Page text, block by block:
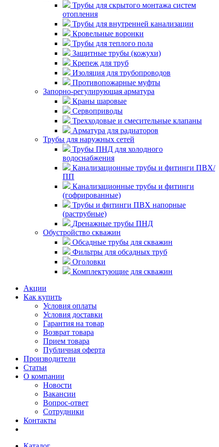
Трубы для скрытого монтажа систем
отопления
Трубы для внутренней канализации
Кровельные воронки
Трубы для теплого пола
Защитные трубы (кожухи)
Крепеж для труб
Изоляция для трубопроводов
Противопожарные муфты
Запорно-регулирующая арматура
Краны шаровые
Сервоприводы
Трехходовые и смесительные клапаны
Арматура для радиаторов
Трубы для наружных сетей
Трубы ПНД для холодного
водоснабжения
Канализационные трубы и фитинги ПВХ/
ПП
Канализационные трубы и фитинги
(гофрированные)
Трубы и фитинги ПВХ напорные
(раструбные)
Дренажные трубы ПНД
Обустройство скважин
Обсадные трубы для скважин
Фильтры для обсадных труб
Оголовки
Комплектующие для скважин
Акции
Как купить
Условия оплаты
Условия доставки
Гарантия на товар
Возврат товара
Прием товара
Публичная оферта
Производители
Статьи
О компании
Новости
Вакансии
Вопрос-ответ
Сотрудники
Контакты